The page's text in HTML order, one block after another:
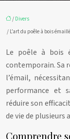
/ Divers
/ L’art du poêle à bois
Le poêle à bois
contemporain. Sa
l’émail,
performance et
réduire son
de vie de plusieurs
Comprendre